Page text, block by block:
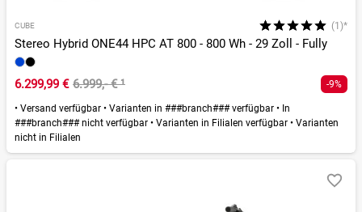
CUBE (1)*
Stereo Hybrid ONE44 HPC AT 800 - 800 Wh - 29 Zoll - Fully
6.299,99 € 6.999,- €¹ -9%
• Versand verfügbar • Varianten in ###branch### verfügbar • In
###branch### nicht verfügbar • Varianten in Filialen verfügbar • Varianten
nicht in Filialen